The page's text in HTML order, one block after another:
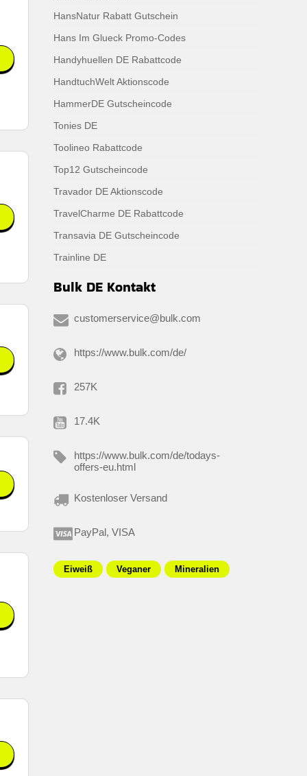
HansNatur Rabatt Gutschein
Hans Im Glueck Promo-Codes
Handyhuellen DE Rabattcode
HandtuchWelt Aktionscode
HammerDE Gutscheincode
Tonies DE
Toolineo Rabattcode
Top12 Gutscheincode
Travador DE Aktionscode
TravelCharme DE Rabattcode
Transavia DE Gutscheincode
Trainline DE
Bulk DE Kontakt
customerservice@bulk.com
https://www.bulk.com/de/
257K
17.4K
https://www.bulk.com/de/todays-
offers-eu.html
Kostenloser Versand
PayPal, VISA
Eiweiß Veganer Mineralien